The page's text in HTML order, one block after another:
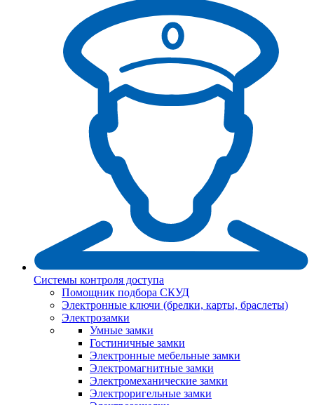
Системы контроля доступа
Помощник подбора СКУД
Электронные ключи (брелки, карты, браслеты)
Электрозамки
Умные замки
Гостиничные замки
Электронные мебельные замки
Электромагнитные замки
Электромеханические замки
Электроригельные замки